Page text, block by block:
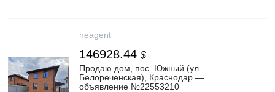
neagent
146928.44 $
Продаю дом, пос. Южный (ул.
Белореченская), Краснодар —
объявление №22553210